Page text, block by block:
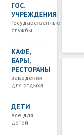
ГОС.
УЧРЕЖДЕНИЯ
Государственные
службы
КАФЕ,
БАРЫ,
РЕСТОРАНЫ
заведения
для отдыха
ДЕТИ
все для
детей